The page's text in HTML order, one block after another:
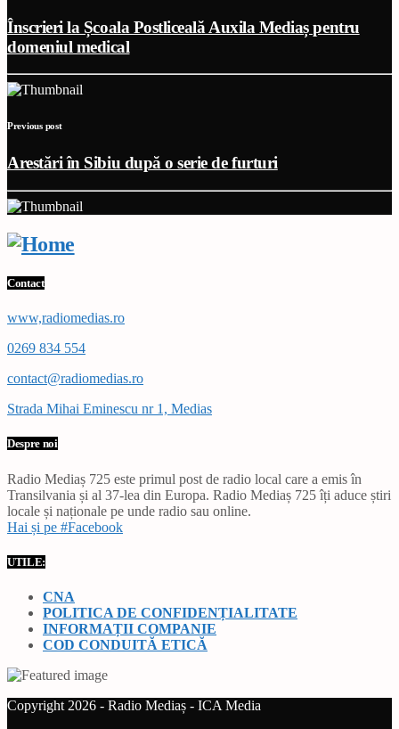
Înscrieri la Școala Postliceală Auxila Mediaș pentru
domeniul medical
Previous post
Arestări în Sibiu după o serie de furturi
Contact
www,radiomedias.ro
0269 834 554
contact@radiomedias.ro
Strada Mihai Eminescu nr 1, Medias
Despre noi
Radio Mediaș 725 este primul post de radio local care a emis în
Transilvania și al 37-lea din Europa. Radio Mediaș 725 îți aduce știri
locale și naționale pe unde radio sau online.
Hai și pe #Facebook
UTILE:
CNA
POLITICA DE CONFIDENȚIALITATE
INFORMAȚII COMPANIE
COD CONDUITĂ ETICĂ
Copyright 2026 - Radio Mediaș - ICA Media